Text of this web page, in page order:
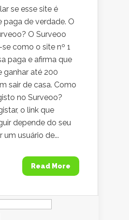
se esse site é
paga de verdade. O
O Surveoo
como o site nº 1
paga e afirma que
ganhar até 200
sair de casa. Como
no Surveoo?
o link que
depende do seu
um usuário de...
Read More